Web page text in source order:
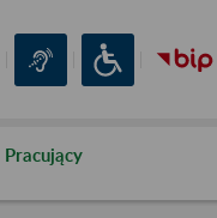
Pracujący